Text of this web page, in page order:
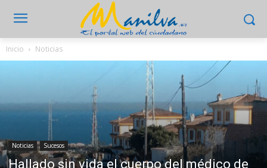
Inicio Noticias
Noticias Sucesos
Hallado sin vida el cuerpo del médico de